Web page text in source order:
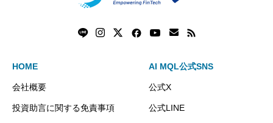
HOME
会社概要
投資助言に関する免責事項
AI MQL公式SNS
公式X
公式LINE